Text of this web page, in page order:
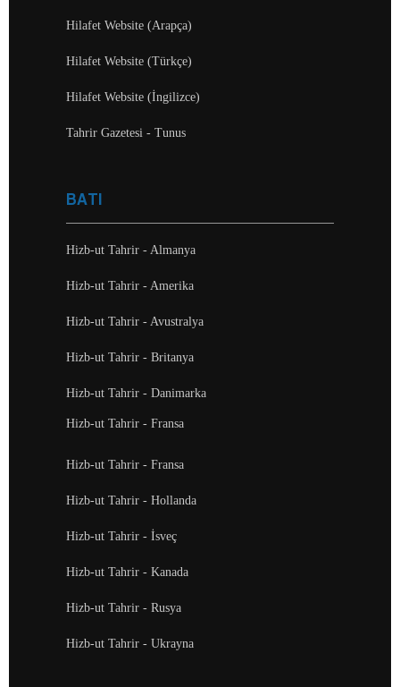
Hilafet Website (Arapça)
Hilafet Website (Türkçe)
Hilafet Website (İngilizce)
Tahrir Gazetesi - Tunus
BATI
Hizb-ut Tahrir - Almanya
Hizb-ut Tahrir - Amerika
Hizb-ut Tahrir - Avustralya
Hizb-ut Tahrir - Britanya
Hizb-ut Tahrir - Danimarka
Hizb-ut Tahrir - Fransa
Hizb-ut Tahrir - Fransa
Hizb-ut Tahrir - Hollanda
Hizb-ut Tahrir - İsveç
Hizb-ut Tahrir - Kanada
Hizb-ut Tahrir - Rusya
Hizb-ut Tahrir - Ukrayna